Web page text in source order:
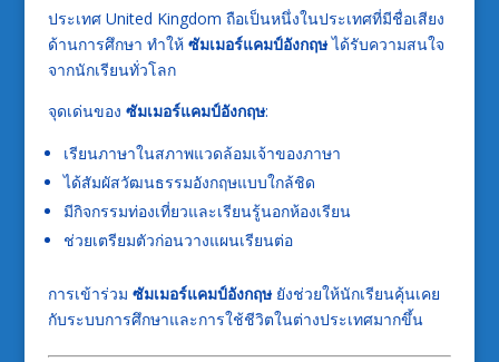
ประเทศ United Kingdom ถือเป็นหนึ่งในประเทศที่มีชื่อเสียง
ด้านการศึกษา ทำให้ ซัมเมอร์แคมป์อังกฤษได้รับความสนใจ
จากนักเรียนทั่วโลก
จุดเด่นของ ซัมเมอร์แคมป์อังกฤษ:
เรียนภาษาในสภาพแวดล้อมเจ้าของภาษา
ได้สัมผัสวัฒนธรรมอังกฤษแบบใกล้ชิด
มีกิจกรรมท่องเที่ยวและเรียนรู้นอกห้องเรียน
ช่วยเตรียมตัวก่อนวางแผนเรียนต่อ
การเข้าร่วม ซัมเมอร์แคมป์อังกฤษยังช่วยให้นักเรียนคุ้นเคย
กับระบบการศึกษาและการใช้ชีวิตในต่างประเทศมากขึ้น